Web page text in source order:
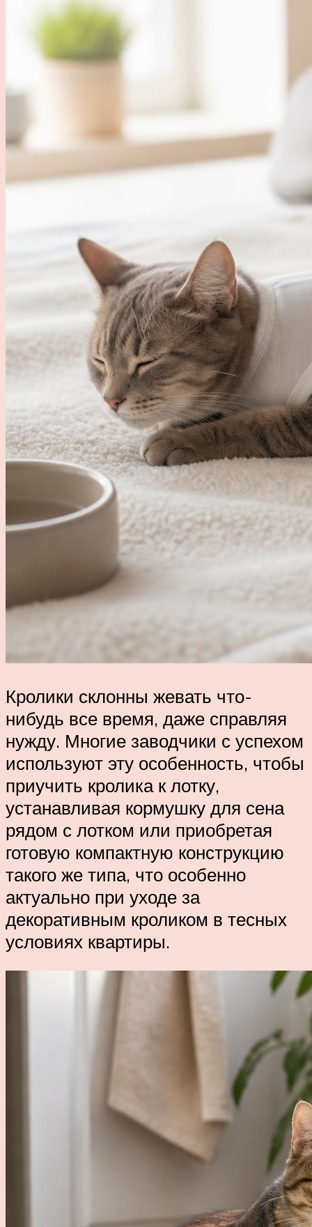
Кролики склонны жевать что-
нибудь все время, даже справляя
нужду. Многие заводчики с успехом
используют эту особенность, чтобы
приучить кролика к лотку,
устанавливая кормушку для сена
рядом с лотком или приобретая
готовую компактную конструкцию
такого же типа, что особенно
актуально при уходе за
декоративным кроликом в тесных
условиях квартиры.